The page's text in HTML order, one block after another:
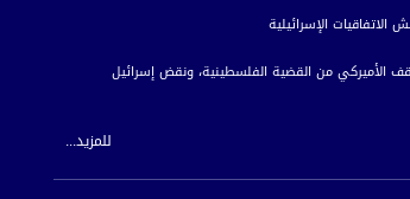
الأميركي من القضية الفلسطينية، ونقض إسرائيل
للمزيد...